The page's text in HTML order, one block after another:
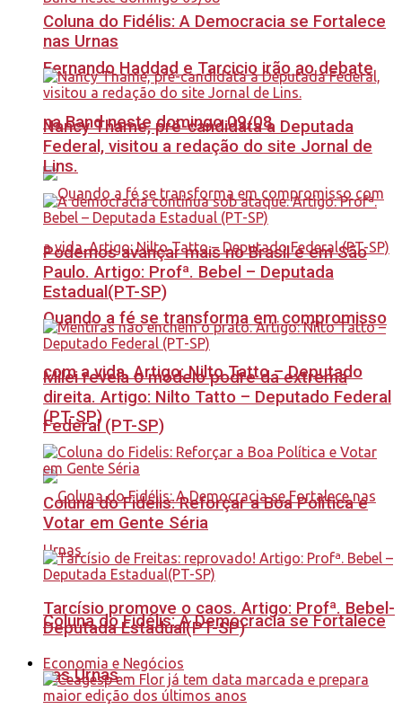
Fernando Haddad e Tarcicio irão ao debate
na Band neste domingo 09/08
Quando a fé se transforma em compromisso
com a vida. Artigo: Nilto Tatto – Deputado
Federal (PT-SP)
Coluna do Fidélis: A Democracia se Fortalece
nas Urnas
Coluna do Fidélis: A Democracia se Fortalece
nas Urnas
Nancy Thame, pré-candidata a Deputada
Federal, visitou a redação do site Jornal de
Lins.
Podemos avançar mais no Brasil e em São
Paulo. Artigo: Profª. Bebel – Deputada
Estadual(PT-SP)
Milei revela o modelo podre da extrema
direita. Artigo: Nilto Tatto – Deputado Federal
(PT-SP)
Coluna do Fidelis: Reforçar a Boa Política e
Votar em Gente Séria
Tarcísio promove o caos. Artigo: Profª. Bebel-
Deputada Estadual(PT-SP)
Economia e Negócios